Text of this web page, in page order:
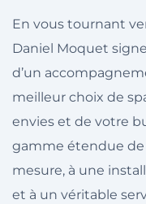
En vous tournant
Daniel Moquet
d’un
meilleur choix de
envies et de votre
gamme étendue de
mesure, à une
et à un véritable